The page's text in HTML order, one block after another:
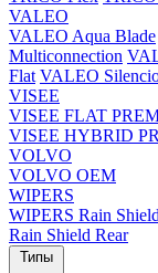
VALEO
VALEO Aqua Blade
Multiconnection
Flat VALEO
VISEE
VISEE FLAT
VISEE HYBRID
VOLVO
VOLVO OEM
WIPERS
WIPERS Rain
Rain Shield Rear
Типы